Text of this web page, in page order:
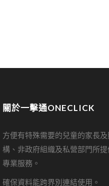
關於一擊通ONECLICK
方便有特殊需要的兒童的家長
構、非政府組織及私營部門所
專業服務。
確保資料能跨界別連結使用。